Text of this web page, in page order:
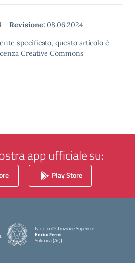
- Revisione: 08.06.2024
specificato, questo articolo è
Creative Commons
app ufficiale su:
Play Store
Istituto d'Istruzione Superiore
Enrico Fermi
Sulmona (AQ)
— Visita la pagina iniziale della scuola